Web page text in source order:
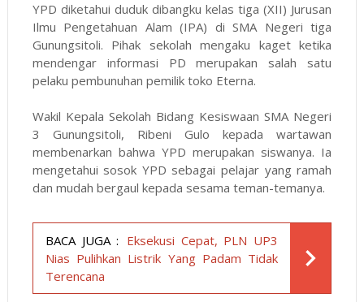
YPD diketahui duduk dibangku kelas tiga (XII) Jurusan
Ilmu Pengetahuan Alam (IPA) di SMA Negeri tiga
Gunungsitoli. Pihak sekolah mengaku kaget ketika
mendengar informasi PD merupakan salah satu
pelaku pembunuhan pemilik toko Eterna.
Wakil Kepala Sekolah Bidang Kesiswaan SMA Negeri
3 Gunungsitoli, Ribeni Gulo kepada wartawan
membenarkan bahwa YPD merupakan siswanya. Ia
mengetahui sosok YPD sebagai pelajar yang ramah
dan mudah bergaul kepada sesama teman-temanya.
BACA JUGA : Eksekusi Cepat, PLN UP3
Nias Pulihkan Listrik Yang Padam Tidak
Terencana